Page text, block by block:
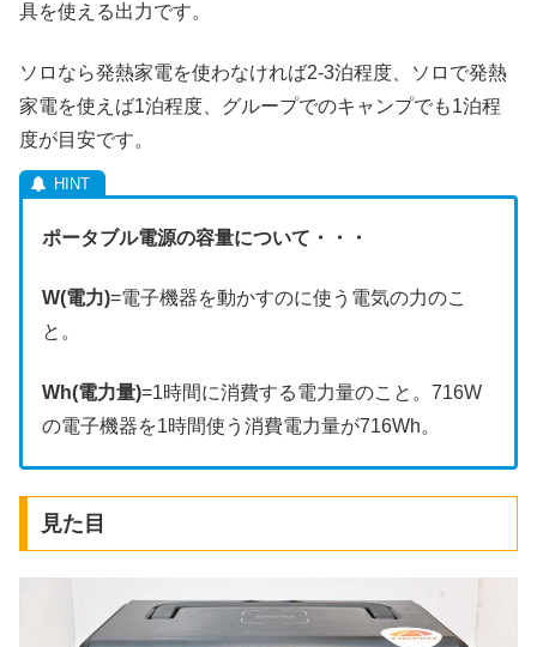
具を使える出力です。
ソロなら発熱家電を使わなければ2-3泊程度、ソロで発熱
家電を使えば1泊程度、グループでのキャンプでも1泊程
度が目安です。
ポータブル電源の容量について・・・
W(電力)=電子機器を動かすのに使う電気の力のこ
と。
Wh(電力量)=1時間に消費する電力量のこと。716W
の電子機器を1時間使う消費電力量が716Wh。
見た目